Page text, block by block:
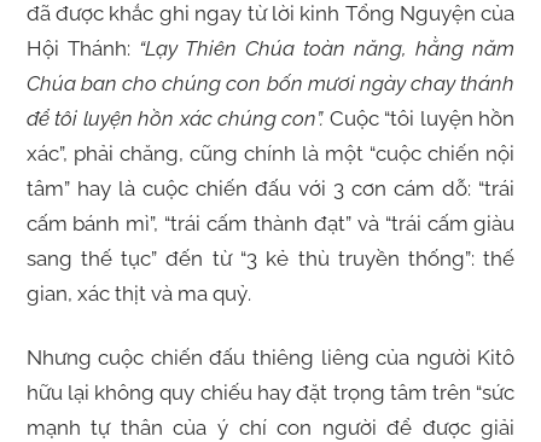
đã được khắc ghi ngay từ lời kinh Tổng Nguyện của
Hội Thánh: “Lạy Thiên Chúa toàn năng, hằng năm
Chúa ban cho chúng con bốn mươi ngày chay thánh
để tôi luyện hồn xác chúng con”. Cuộc “tôi luyện hồn
xác”, phải chăng, cũng chính là một “cuộc chiến nội
tâm” hay là cuộc chiến đấu với 3 cơn cám dỗ: “trái
cấm bánh mì”, “trái cấm thành đạt” và “trái cấm giàu
sang thế tục” đến từ “3 kẻ thù truyền thống”: thế
gian, xác thịt và ma quỷ.
Nhưng cuộc chiến đấu thiêng liêng của người Kitô
hữu lại không quy chiếu hay đặt trọng tâm trên “sức
mạnh tự thân của ý chí con người để được giải